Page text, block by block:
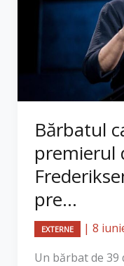
Bărbatul
premierul
pre...
EXTERNE | 8
Un bărbat de 39